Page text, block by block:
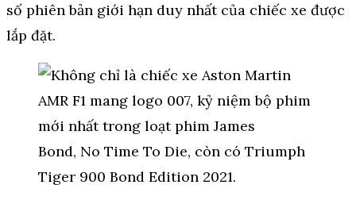
số phiên bản giới hạn duy nhất của chiếc xe được
lắp đặt.